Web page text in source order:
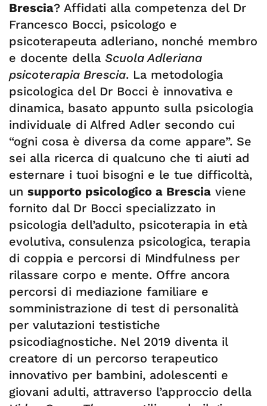
Brescia? Affidati alla competenza del Dr
Francesco Bocci, psicologo e
psicoterapeuta adleriano, nonché membro
e docente della Scuola Adleriana
psicoterapia Brescia. La metodologia
psicologica del Dr Bocci è innovativa e
dinamica, basato appunto sulla psicologia
individuale di Alfred Adler secondo cui
“ogni cosa è diversa da come appare”. Se
sei alla ricerca di qualcuno che ti aiuti ad
esternare i tuoi bisogni e le tue difficoltà,
un supporto psicologico a Brescia viene
fornito dal Dr Bocci specializzato in
psicologia dell’adulto, psicoterapia in età
evolutiva, consulenza psicologica, terapia
di coppia e percorsi di Mindfulness per
rilassare corpo e mente. Offre ancora
percorsi di mediazione familiare e
somministrazione di test di personalità
per valutazioni testistiche
psicodiagnostiche. Nel 2019 diventa il
creatore di un percorso terapeutico
innovativo per bambini, adolescenti e
giovani adulti, attraverso l’approccio della